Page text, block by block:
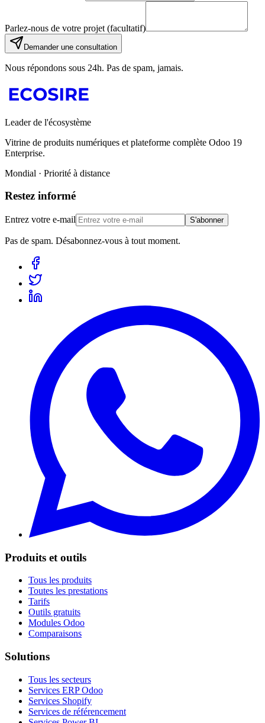
Parlez-nous de votre projet (facultatif)
Demander une consultation
Nous répondons sous 24h. Pas de spam, jamais.
Leader de l'écosystème
Vitrine de produits numériques et plateforme complète Odoo 19
Enterprise.
Mondial · Priorité à distance
Restez informé
Entrez votre e-mail S'abonner
Pas de spam. Désabonnez-vous à tout moment.
Produits et outils
Tous les produits
Toutes les prestations
Tarifs
Outils gratuits
Modules Odoo
Comparaisons
Solutions
Tous les secteurs
Services ERP Odoo
Services Shopify
Services de référencement